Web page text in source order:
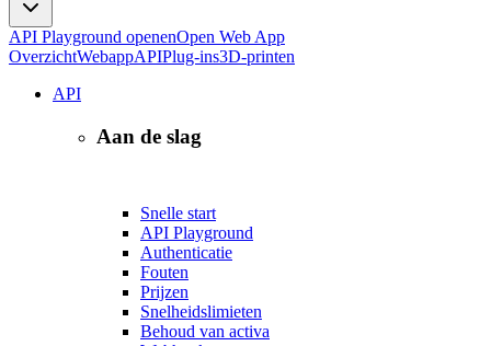
API Playground openenOpen Web App
OverzichtWebappAPIPlug-ins3D-printen
API
Aan de slag
Snelle start
API Playground
Authenticatie
Fouten
Prijzen
Snelheidslimieten
Behoud van activa